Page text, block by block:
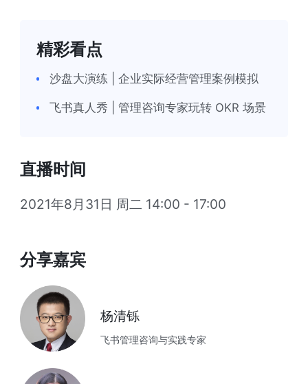
直播时间
2021年8月31日 周二 14:00 - 17:00
精彩看点
沙盘大演练 | 企业实际经营管理案例模拟
飞书真人秀 | 管理咨询专家玩转 OKR 场景
分享嘉宾
杨清铄
飞书管理咨询与实践专家